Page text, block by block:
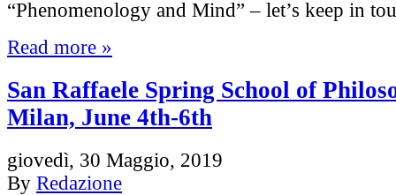
“Phenomenology and Mind” – let’s
Read more »
San Raffaele Spring School of
Milan, June 4th-6th
giovedì, 30 Maggio, 2019
By Redazione